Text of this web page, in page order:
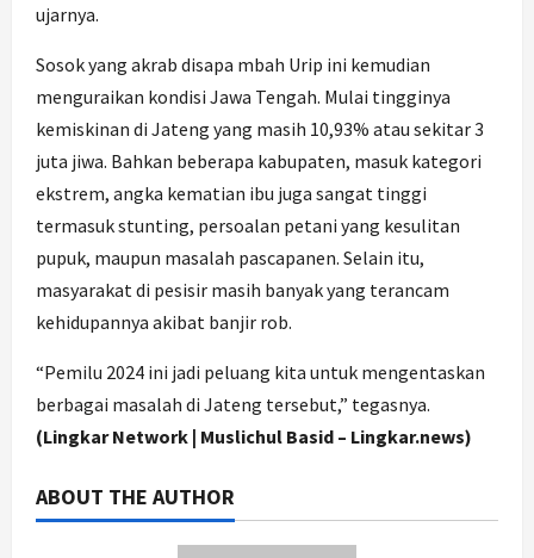
ujarnya.
Sosok yang akrab disapa mbah Urip ini kemudian
menguraikan kondisi Jawa Tengah. Mulai tingginya
kemiskinan di Jateng yang masih 10,93% atau sekitar 3
juta jiwa. Bahkan beberapa kabupaten, masuk kategori
ekstrem, angka kematian ibu juga sangat tinggi
termasuk stunting, persoalan petani yang kesulitan
pupuk, maupun masalah pascapanen. Selain itu,
masyarakat di pesisir masih banyak yang terancam
kehidupannya akibat banjir rob.
“Pemilu 2024 ini jadi peluang kita untuk mengentaskan
berbagai masalah di Jateng tersebut,” tegasnya.
(Lingkar Network | Muslichul Basid – Lingkar.news)
ABOUT THE AUTHOR